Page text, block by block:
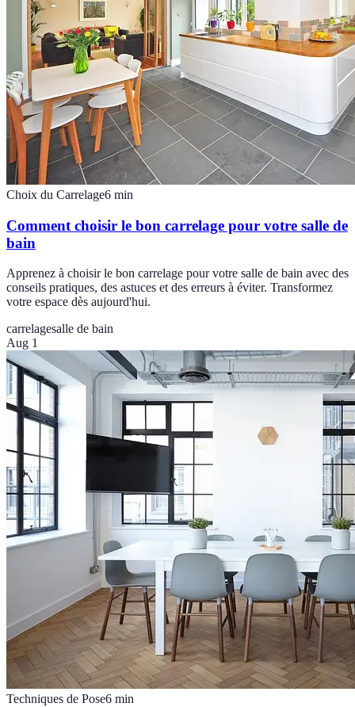
Choix du Carrelage6 min
Comment choisir le bon carrelage pour votre salle de
bain
Apprenez à choisir le bon carrelage pour votre salle de bain avec des
conseils pratiques, des astuces et des erreurs à éviter. Transformez
votre espace dès aujourd'hui.
carrelagesalle de bain
Aug 1
Techniques de Pose6 min